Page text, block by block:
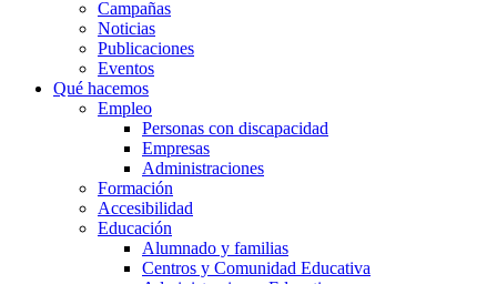
Campañas
Noticias
Publicaciones
Eventos
Qué hacemos
Empleo
Personas con discapacidad
Empresas
Administraciones
Formación
Accesibilidad
Educación
Alumnado y familias
Centros y Comunidad Educativa